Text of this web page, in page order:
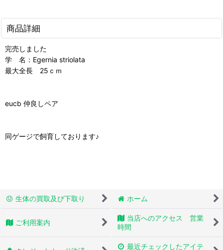
商品詳細
完売しました
学 名：Egernia striolata
最大全長 25ｃｍ
eucb 仲良しペア
同ゲージで飼育しております♪
生体の買取及び下取り ホーム
ご利用案内
当店へのアクセス 営業
時間
最近チェックしたアイテ